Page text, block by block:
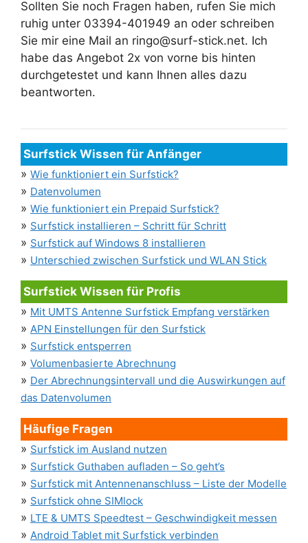
Sollten Sie noch Fragen haben, rufen Sie mich
ruhig unter 03394-401949 an oder schreiben
Sie mir eine Mail an ringo@surf-stick.net. Ich
habe das Angebot 2x von vorne bis hinten
durchgetestet und kann Ihnen alles dazu
beantworten.
Surfstick Wissen für Anfänger
» Wie funktioniert ein Surfstick?
» Datenvolumen
» Wie funktioniert ein Prepaid Surfstick?
» Surfstick installieren – Schritt für Schritt
» Surfstick auf Windows 8 installieren
» Unterschied zwischen Surfstick und WLAN Stick
Surfstick Wissen für Profis
» Mit UMTS Antenne Surfstick Empfang verstärken
» APN Einstellungen für den Surfstick
» Surfstick entsperren
» Volumenbasierte Abrechnung
» Der Abrechnungsintervall und die Auswirkungen auf
das Datenvolumen
Häufige Fragen
» Surfstick im Ausland nutzen
» Surfstick Guthaben aufladen – So geht’s
» Surfstick mit Antennenanschluss – Liste der Modelle
» Surfstick ohne SIMlock
» LTE & UMTS Speedtest – Geschwindigkeit messen
» Android Tablet mit Surfstick verbinden